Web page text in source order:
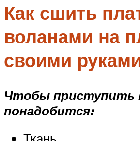
Как сшить
воланами на
своими
Чтобы приступить
понадобится: